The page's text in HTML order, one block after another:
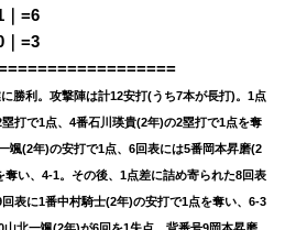
=6
｜=3
勝利。攻撃陣は計12安打(うち7本が長打)。1点
打で1点、4番石川瑛貴(2年)の2塁打で1点を奪
颯(2年)の安打で1点、6回表には5番岡本昇磨(2
い、4-1。その後、1点差に詰め寄られた8回表
表に1番中村騎士(2年)の安打で1点を奪い、6-3